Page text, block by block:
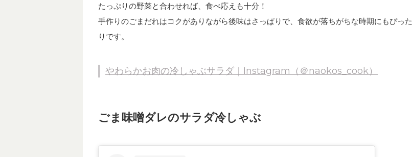
たっぷりの野菜と合わせれば、食べ応えも十分！
手作りのごまだれはコクがありながら後味はさっぱりで、食欲が落ちがちな時期にもぴった
りです。
やわらかお肉の冷しゃぶサラダ｜Instagram（＠naokos_cook）
ごま味噌ダレのサラダ冷しゃぶ